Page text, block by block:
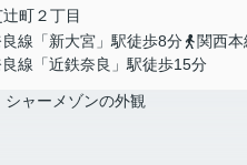
辻町２丁目
線「新大宮」駅徒歩8分
関西
線「近鉄奈良」駅徒歩15分